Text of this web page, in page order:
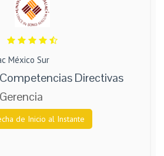
México Sur
Directivas
de Inicio al Instante